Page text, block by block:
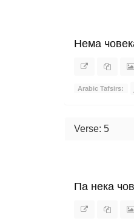
Нема
Arabic Tafsirs:
Verse: 5
Па нека